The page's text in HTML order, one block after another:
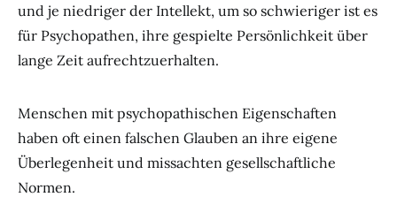
und je niedriger der Intellekt, um so schwieriger ist es
für Psychopathen, ihre gespielte Persönlichkeit über
lange Zeit aufrechtzuerhalten.
Menschen mit psychopathischen Eigenschaften
haben oft einen falschen Glauben an ihre eigene
Überlegenheit und missachten gesellschaftliche
Normen.